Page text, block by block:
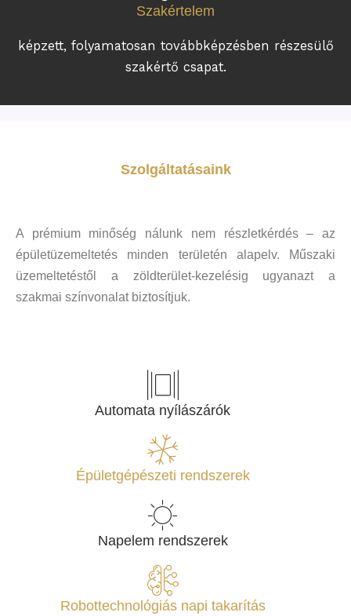
Szakértelem
képzett, folyamatosan továbbképzésben részesülő
szakértő csapat.
Szolgáltatásaink
A prémium minőség nálunk nem részletkérdés – az
épületüzemeltetés minden területén alapelv. Műszaki
üzemeltetéstől a zöldterület-kezelésig ugyanazt a
szakmai színvonalat biztosítjuk.
Automata nyílászárók
Épületgépészeti rendszerek
Napelem rendszerek
Robottechnológiás napi takarítás